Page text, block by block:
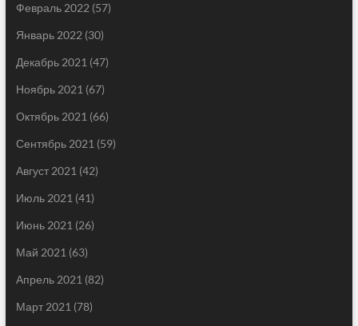
Февраль 2022(57)
Январь 2022(30)
Декабрь 2021(47)
Ноябрь 2021(67)
Октябрь 2021(66)
Сентябрь 2021(59)
Август 2021(42)
Июль 2021(41)
Июнь 2021(26)
Май 2021(63)
Апрель 2021(82)
Март 2021(78)